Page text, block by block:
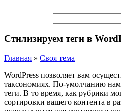
Стилизируем теги в
Главная » Своя тема
WordPress позволяет вам
таксономиях. По-умолчанию
теги. В то время, как рубрики
сортировки вашего контента в